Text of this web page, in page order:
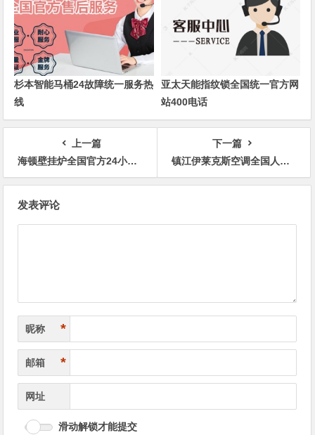
杉本智能马桶24故障统一服务热
线
亚太天能指纹锁全国统一官方网
站400电话
上一篇
海顿壁挂炉全国官方24小时售后网点客服热线
下一篇
镇江伊莱克斯空调全国人工售后400客服电话是多少
发表评论
昵称 *
邮箱 *
网址
滑动解锁才能提交